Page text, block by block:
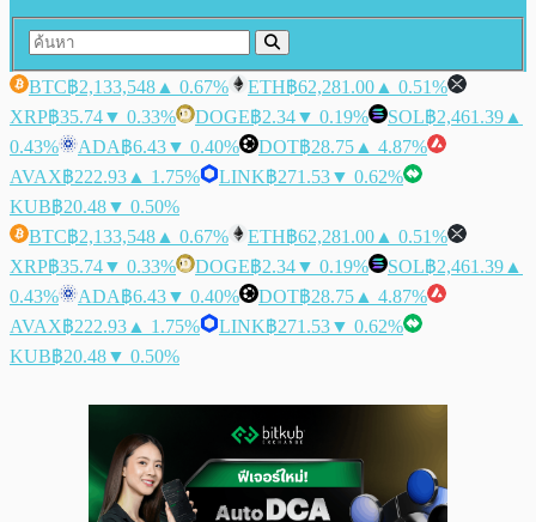
BTC฿2,133,548 ▲ 0.67% ETH฿62,281.00 ▲ 0.51%
XRP฿35.74▼ 0.33% DOGE฿2.34▼ 0.19% SOL฿2,461.39 ▲
0.43%
ADA฿6.43▼ 0.40% DOT฿28.75 ▲ 4.87%
AVAX฿222.93 ▲ 1.75% LINK฿271.53▼ 0.62%
KUB฿20.48▼ 0.50%
BTC฿2,133,548 ▲ 0.67% ETH฿62,281.00 ▲ 0.51%
XRP฿35.74▼ 0.33% DOGE฿2.34▼ 0.19% SOL฿2,461.39 ▲
0.43%
ADA฿6.43▼ 0.40% DOT฿28.75 ▲ 4.87%
AVAX฿222.93 ▲ 1.75% LINK฿271.53▼ 0.62%
KUB฿20.48▼ 0.50%